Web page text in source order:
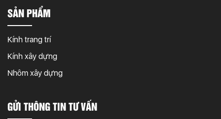
SẢN PHẨM
Kính trang trí
Kính xây dựng
Nhôm xây dựng
GỬI THÔNG TIN TƯ VẤN